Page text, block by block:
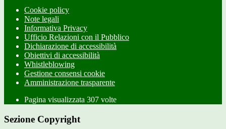
Cookie policy
Note legali
Informativa Privacy
Ufficio Relazioni con il Pubblico
Dichiarazione di accessibilità
Obiettivi di accessibilità
Whistleblowing
Gestione consensi cookie
Amministrazione trasparente
Pagina visualizzata 307 volte
Sezione Copyright